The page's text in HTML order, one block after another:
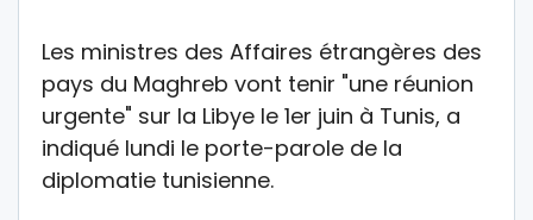
Les ministres des Affaires étrangères des
pays du Maghreb vont tenir "une réunion
urgente" sur la Libye le 1er juin à Tunis, a
indiqué lundi le porte-parole de la
diplomatie tunisienne.